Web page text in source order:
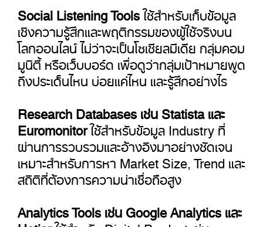
Social Listening Toolsใช้สำหรับเก็บข้อมูล
เชิงความรู้สึกและพฤติกรรมของผู้ใช้จริงบน
โลกออนไลน์ ไม่ว่าจะเป็นโซเชียลมีเดีย กลุ่มคอม
มูนิตี้ หรือเว็บบอร์ด เพื่อดูว่ากลุ่มเป้าหมายพูด
ถึงประเด็นไหน บ่อยแค่ไหน และรู้สึกอย่างไร
Research Databases เช่น Statista และ
Euromonitorใช้สำหรับข้อมูล Industry ที่
ผ่านการรวบรวมและอ้างอิงมาอย่างชัดเจน
เหมาะสำหรับการหา Market Size, Trend และ
สถิติที่ต้องการความน่าเชื่อถือสูง
Analytics Tools เช่น Google Analytics และ